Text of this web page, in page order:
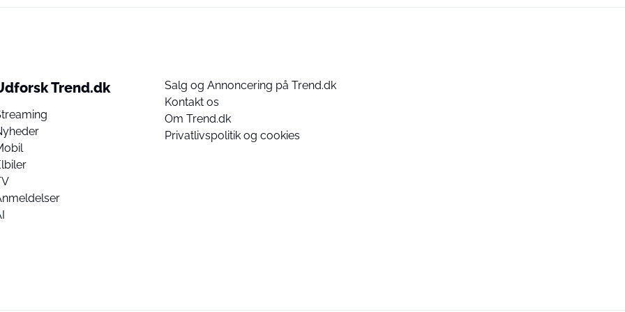
Trend.dk
Salg og Annoncering på Trend.dk
Kontakt os
Om Trend.dk
Privatlivspolitik og cookies